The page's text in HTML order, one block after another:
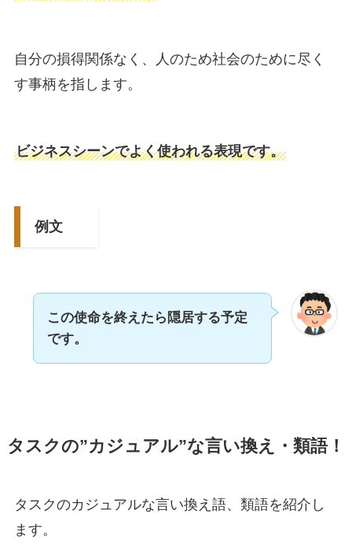
自分の損得関係なく、人のため社会のために尽く
す事柄を指します。
ビジネスシーンでよく使われる表現です。
例文
この使命を終えたら隠居する予定
です。
タスクの”カジュアル”な言い換え・類語！
タスクのカジュアルな言い換え語、類語を紹介し
ます。